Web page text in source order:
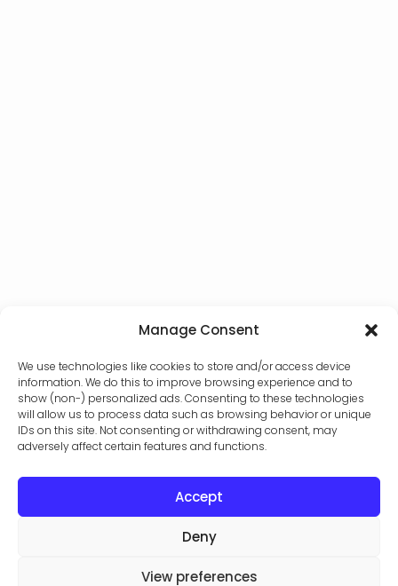
Manage Consent
We use technologies like cookies to store and/or access device
information. We do this to improve browsing experience and to
show (non-) personalized ads. Consenting to these technologies
will allow us to process data such as browsing behavior or unique
IDs on this site. Not consenting or withdrawing consent, may
adversely affect certain features and functions.
Accept
Deny
View preferences